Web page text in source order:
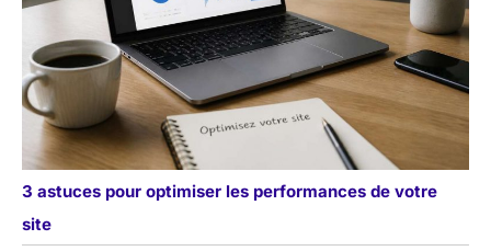
3 astuces pour optimiser les performances de votre
site